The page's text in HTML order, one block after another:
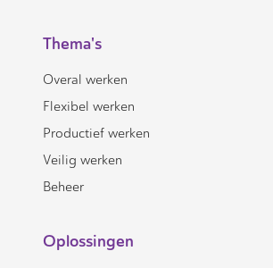
Thema's
Overal werken
Flexibel werken
Productief werken
Veilig werken
Beheer
Oplossingen